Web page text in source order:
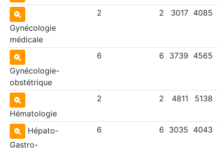
Gynécologie
médicale
2 2 3017 4085
Gynécologie-
obstétrique
6 6 3739 4565
Hématologie
2 2 4811 5138
Hépato-
Gastro-
6 6 3035 4043